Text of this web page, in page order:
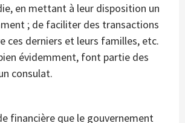
en mettant à leur disposition un
; de faciliter des transactions
ces derniers et leurs familles, etc.
évidemment, font partie des
consulat.
financière que le gouvernement